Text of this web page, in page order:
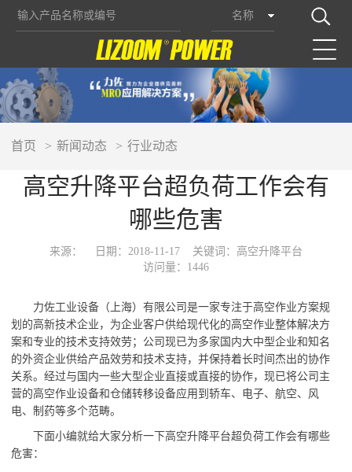
名称
首页 新闻动态 行业动态
高空升降平台超负荷工作会有
哪些危害
来源： 日期：2018-11-17
关键词：高空升降平台
访问量：1446
力佐工业设备（上海）有限公司是一家专注于高空作业方案规
划的高新技术企业，为企业客户供给现代化的高空作业整体解决方
案和专业的技术支持效劳；公司现已为多家国内大中型企业和知名
的外资企业供给产品效劳和技术支持，并保持着长时间杰出的协作
关系。经过与国内一些大型企业直接或直接的协作，现已将公司主
营的高空作业设备和仓储转移设备应用到轿车、电子、航空、风
电、制药等多个范畴。
下面小编就给大家分析一下高空升降平台超负荷工作会有哪些
危害：